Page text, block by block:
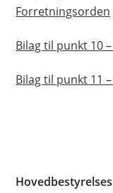
Forretningsorden
Bilag til punkt 10
Bilag til punkt 11